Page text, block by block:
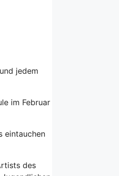
jedem
im Februar
eintauchen
des